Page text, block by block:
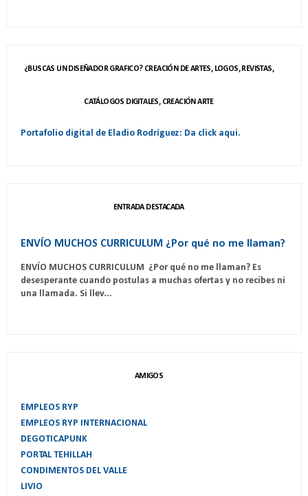
¿BUSCAS UN DISEÑADOR GRAFICO? CREACIÓN DE ARTES, LOGOS, REVISTAS,
CATÁLOGOS DIGITALES, CREACIÓN ARTE
Portafolio digital de Eladio Rodríguez: Da click aqui.
ENTRADA DESTACADA
ENVÍO MUCHOS CURRICULUM ¿Por qué no me llaman?
ENVÍO MUCHOS CURRICULUM ¿Por qué no me llaman? Es
desesperante cuando postulas a muchas ofertas y no recibes ni
una llamada. Si llev...
AMIGOS
EMPLEOS RYP
EMPLEOS RYP INTERNACIONAL
DEGOTICAPUNK
PORTAL TEHILLAH
CONDIMENTOS DEL VALLE
LIVIO